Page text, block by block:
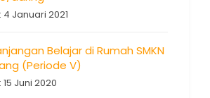
4 Januari 2021
Belajar di Rumah SMKN
(Periode V)
15 Juni 2020